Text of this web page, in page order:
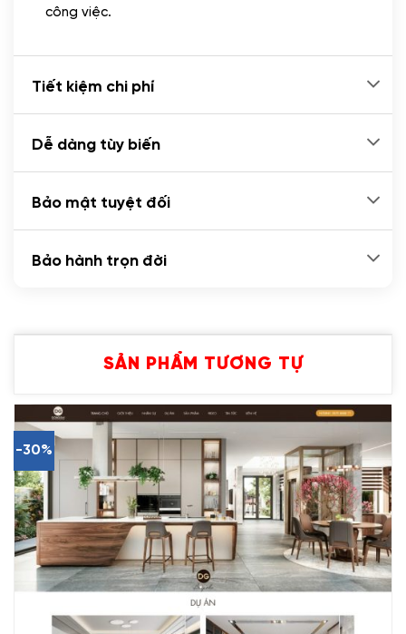
Cài plugin xử lý thanh toán tự động qua
công việc.
Tiết kiệm chi phí
Dễ dàng tùy biến
Bảo mật tuyệt đối
Bảo hành trọn đời
SẢN PHẨM TƯƠNG TỰ
-30%